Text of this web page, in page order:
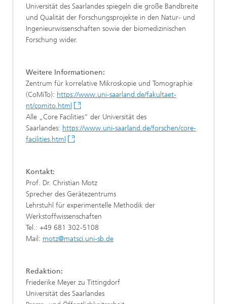
Universität des Saarlandes spiegeln die große Bandbreite
und Qualität der Forschungsprojekte in den Natur- und
Ingenieurwissenschaften sowie der biomedizinischen
Forschung wider.
Weitere Informationen:
Zentrum für korrelative Mikroskopie und Tomographie
(CoMiTo): https://www.uni-saarland.de/fakultaet-
nt/comito.html
Alle „Core Facilities“ der Universität des
Saarlandes: https://www.uni-saarland.de/forschen/core-
facilities.html
Kontakt:
Prof. Dr. Christian Motz
Sprecher des Gerätezentrums
Lehrstuhl für experimentelle Methodik der
Werkstoffwissenschaften
Tel.: +49 681 302-5108
Mail: motz@matsci.uni-sb.de
Redaktion:
Friederike Meyer zu Tittingdorf
Universität des Saarlandes